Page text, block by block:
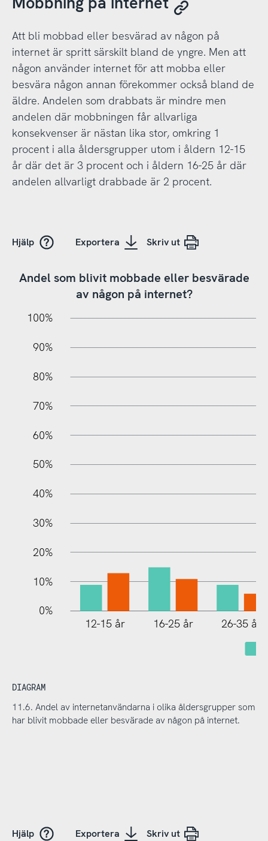
Att bli mobbad eller besvärad av någon på
internet är spritt särskilt bland de yngre. Men att
någon använder internet för att mobba eller
besvära någon annan förekommer också bland de
äldre. Andelen som drabbats är mindre men
andelen där mobbningen får allvarliga
konsekvenser är nästan lika stor, omkring 1
procent i alla åldersgrupper utom i åldern 12-15
år där det är 3 procent och i åldern 16-25 år där
andelen allvarligt drabbade är 2 procent.
Hjälp Exportera Skriv ut
Andel som blivit mobbade eller besvärade
av någon på internet?
100%
100%
90%
80%
70%
60%
50%
40%
30%
20%
10%
0%
12-15 år 16-25 år 26-35 år
DIAGRAM
11.6. Andel av internetanvändarna i olika åldersgrupper som
har blivit mobbade eller besvärade av någon på internet.
Hjälp Exportera Skriv ut